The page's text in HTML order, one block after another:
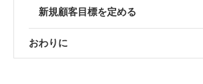
新規顧客目標を定める
おわりに